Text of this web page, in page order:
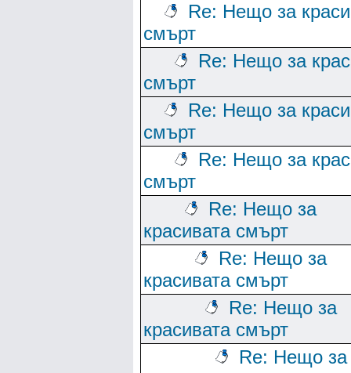
Re: Нещо за
смърт
Re: Нещо за
смърт
Re: Нещо за
смърт
Re: Нещо за
смърт
Re: Нещо за
красивата смърт
Re: Нещо за
красивата смърт
Re: Нещо за
красивата смърт
Re: Нещо за